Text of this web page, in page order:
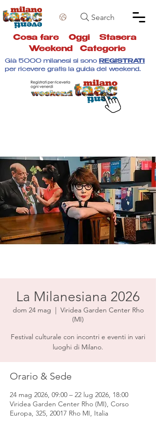
Search
Cosa fare Oggi Stasera
Weekend
Categorie
Già 5000 milanesi si sono REGISTRATI
per ricevere gratis la guida del weekend.
La Milanesiana 2026
dom 24 mag
  |
Viridea Garden Center Rho
(MI)
Festival culturale con incontri e eventi in vari
luoghi di Milano.
Orario & Sede
24 mag 2026, 09:00 – 22 lug 2026, 18:00
Viridea Garden Center Rho (MI), Corso
Europa, 325, 20017 Rho MI, Italia